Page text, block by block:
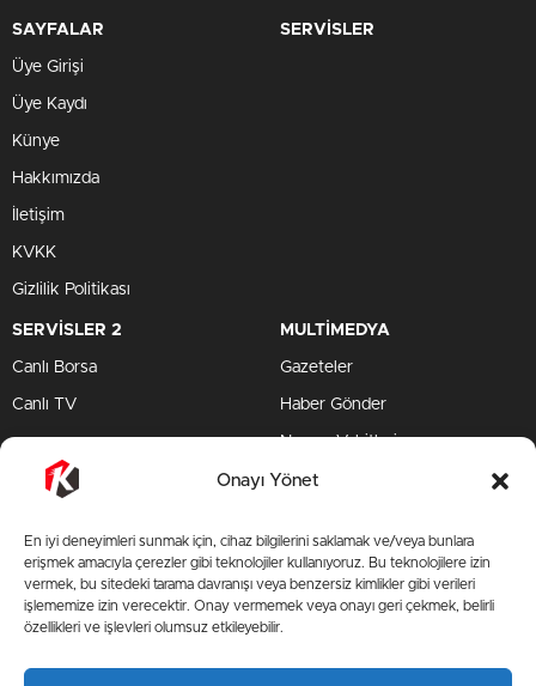
Onayı Yönet
En iyi deneyimleri sunmak için, cihaz bilgilerini saklamak ve/veya bunlara
erişmek amacıyla çerezler gibi teknolojiler kullanıyoruz. Bu teknolojilere izin
vermek, bu sitedeki tarama davranışı veya benzersiz kimlikler gibi verileri
işlememize izin verecektir. Onay vermemek veya onayı geri çekmek, belirli
özellikleri ve işlevleri olumsuz etkileyebilir.
SAYFALAR
Üye Girişi
Üye Kaydı
Künye
Hakkımızda
İletişim
KVKK
Gizlilik Politikası
SERVİSLER
SERVİSLER 2
Canlı Borsa
Canlı TV
MULTİMEDYA
Gazeteler
Haber Gönder
Namaz Vakitleri
TV Yayın Akışları
TV Yayın Akışları
Yazarlar Site
AMP